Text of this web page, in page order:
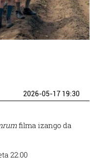
2026-05-17 19:30
filma izango da
22:00